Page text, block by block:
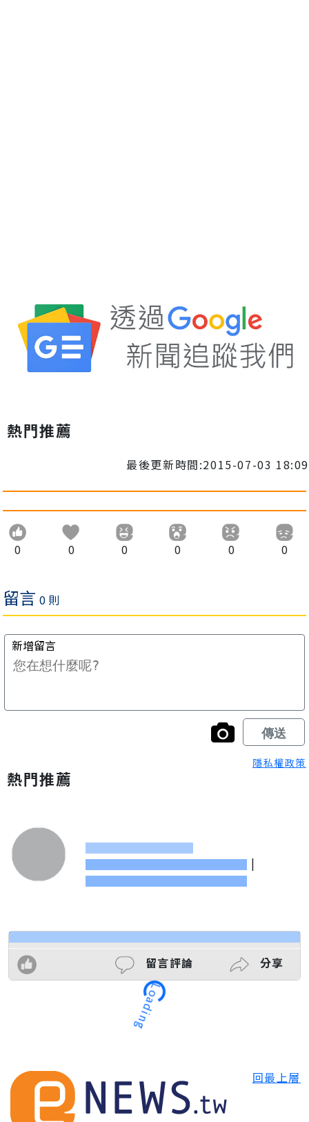
熱門推薦
最後更新時間:2015-07-03 18:09
0 0 0 0 0 0
隱私權政策
熱門推薦
|
留言評論 分享
Loading
回最上層